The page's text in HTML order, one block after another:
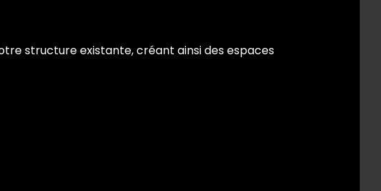
structure existante, créant ainsi des espaces